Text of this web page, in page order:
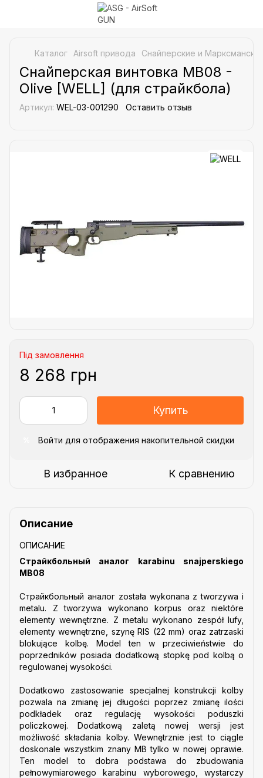
Каталог Airsoft привода Снайперские и
Снайперская винтовка MB08 -
Olive [WELL] (для страйкбола)
Артикул: WEL-03-001290 Оставить отзыв
Під замовлення
8 268 грн
Купить
Войти для отображения накопительной скидки
В избранное К сравнению
Описание
ОПИСАНИЕ
Страйкбольный аналог karabinu snajperskiego
MB08
Страйкбольный аналог została wykonana z tworzywa i
metalu. Z tworzywa wykonano korpus oraz niektóre
elementy wewnętrzne. Z metalu wykonano zespół lufy,
elementy wewnętrzne, szynę RIS (22 mm) oraz zatrzaski
blokujące kolbę. Model ten w przeciwieństwie do
poprzedników posiada dodatkową stopkę pod kolbą o
regulowanej wysokości.
Dodatkowo zastosowanie specjalnej konstrukcji kolby
pozwala na zmianę jej długości poprzez zmianę ilości
podkładek oraz regulację wysokości poduszki
policzkowej. Dodatkową zaletą nowej wersji jest
możliwość składania kolby. Wewnętrznie jest to ciągle
doskonale wszystkim znany MB tylko w nowej oprawie.
Ten model to dobra podstawa do zbudowania
pełnowymiarowego karabinu wyborowego, wystarczy